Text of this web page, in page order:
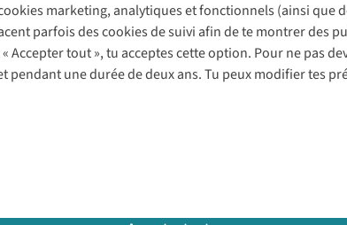
marketing, analytiques et fonctionnels (ainsi que
parfois des cookies de suivi afin de te montrer des
Accepter tout », tu acceptes cette option. Pour ne pas
une durée de deux ans. Tu peux modifier tes
Politique de confidentialté Conditions générales